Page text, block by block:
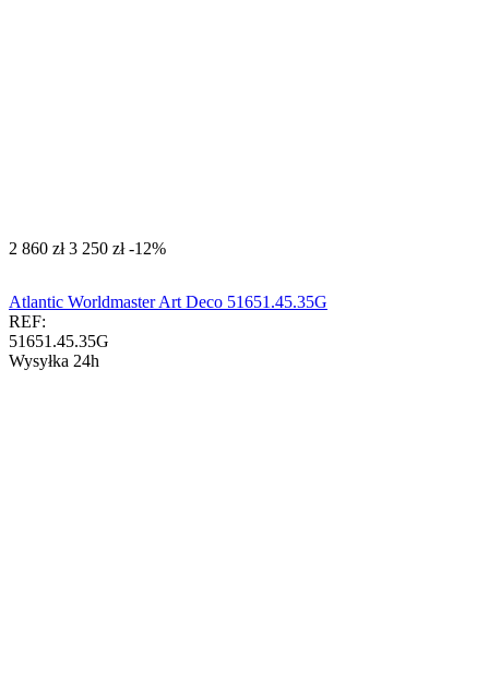
‍2 860‍ zł ‍3 250‍ zł -12%
Atlantic Worldmaster Art Deco 51651.45.35G
REF:
51651.45.35G
Wysyłka 24h